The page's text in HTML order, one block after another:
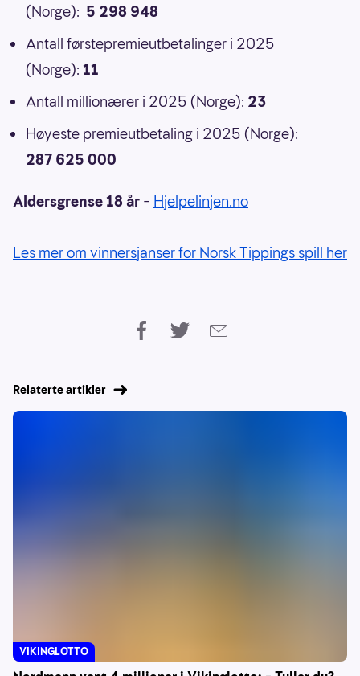
(Norge): 5 298 948
Antall førstepremieutbetalinger i 2025
(Norge): 11
Antall millionærer i 2025 (Norge): 23
Høyeste premieutbetaling i 2025 (Norge):
287 625 000
Aldersgrense 18 år – Hjelpelinjen.no
Les mer om vinnersjanser for Norsk Tippings spill her
Relaterte artikler
VIKINGLOTTO